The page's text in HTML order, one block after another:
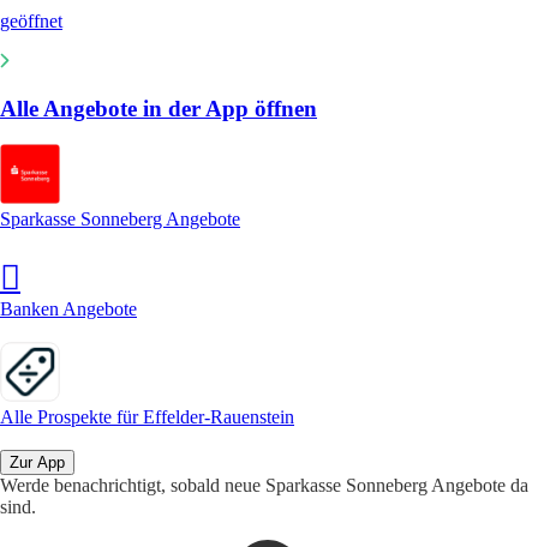
geöffnet
Alle Angebote in der App öffnen
Sparkasse Sonneberg Angebote
Banken Angebote
Alle Prospekte für Effelder-Rauenstein
Zur App
Werde benachrichtigt, sobald neue Sparkasse Sonneberg Angebote da
sind.